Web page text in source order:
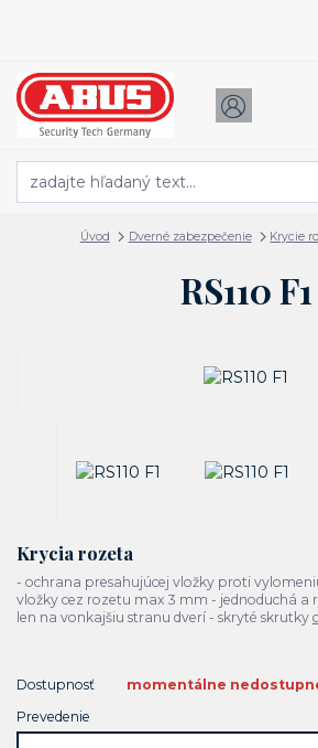
Úvod Dverné zabezpečenie Krycie
RS110 F1
Krycia rozeta
- ochrana presahujúcej vložky proti
vložky cez rozetu max 3 mm - jednoduchá
len na vonkajšiu stranu dverí - skryté skrutky
Dostupnosť
momentálne
Prevedenie